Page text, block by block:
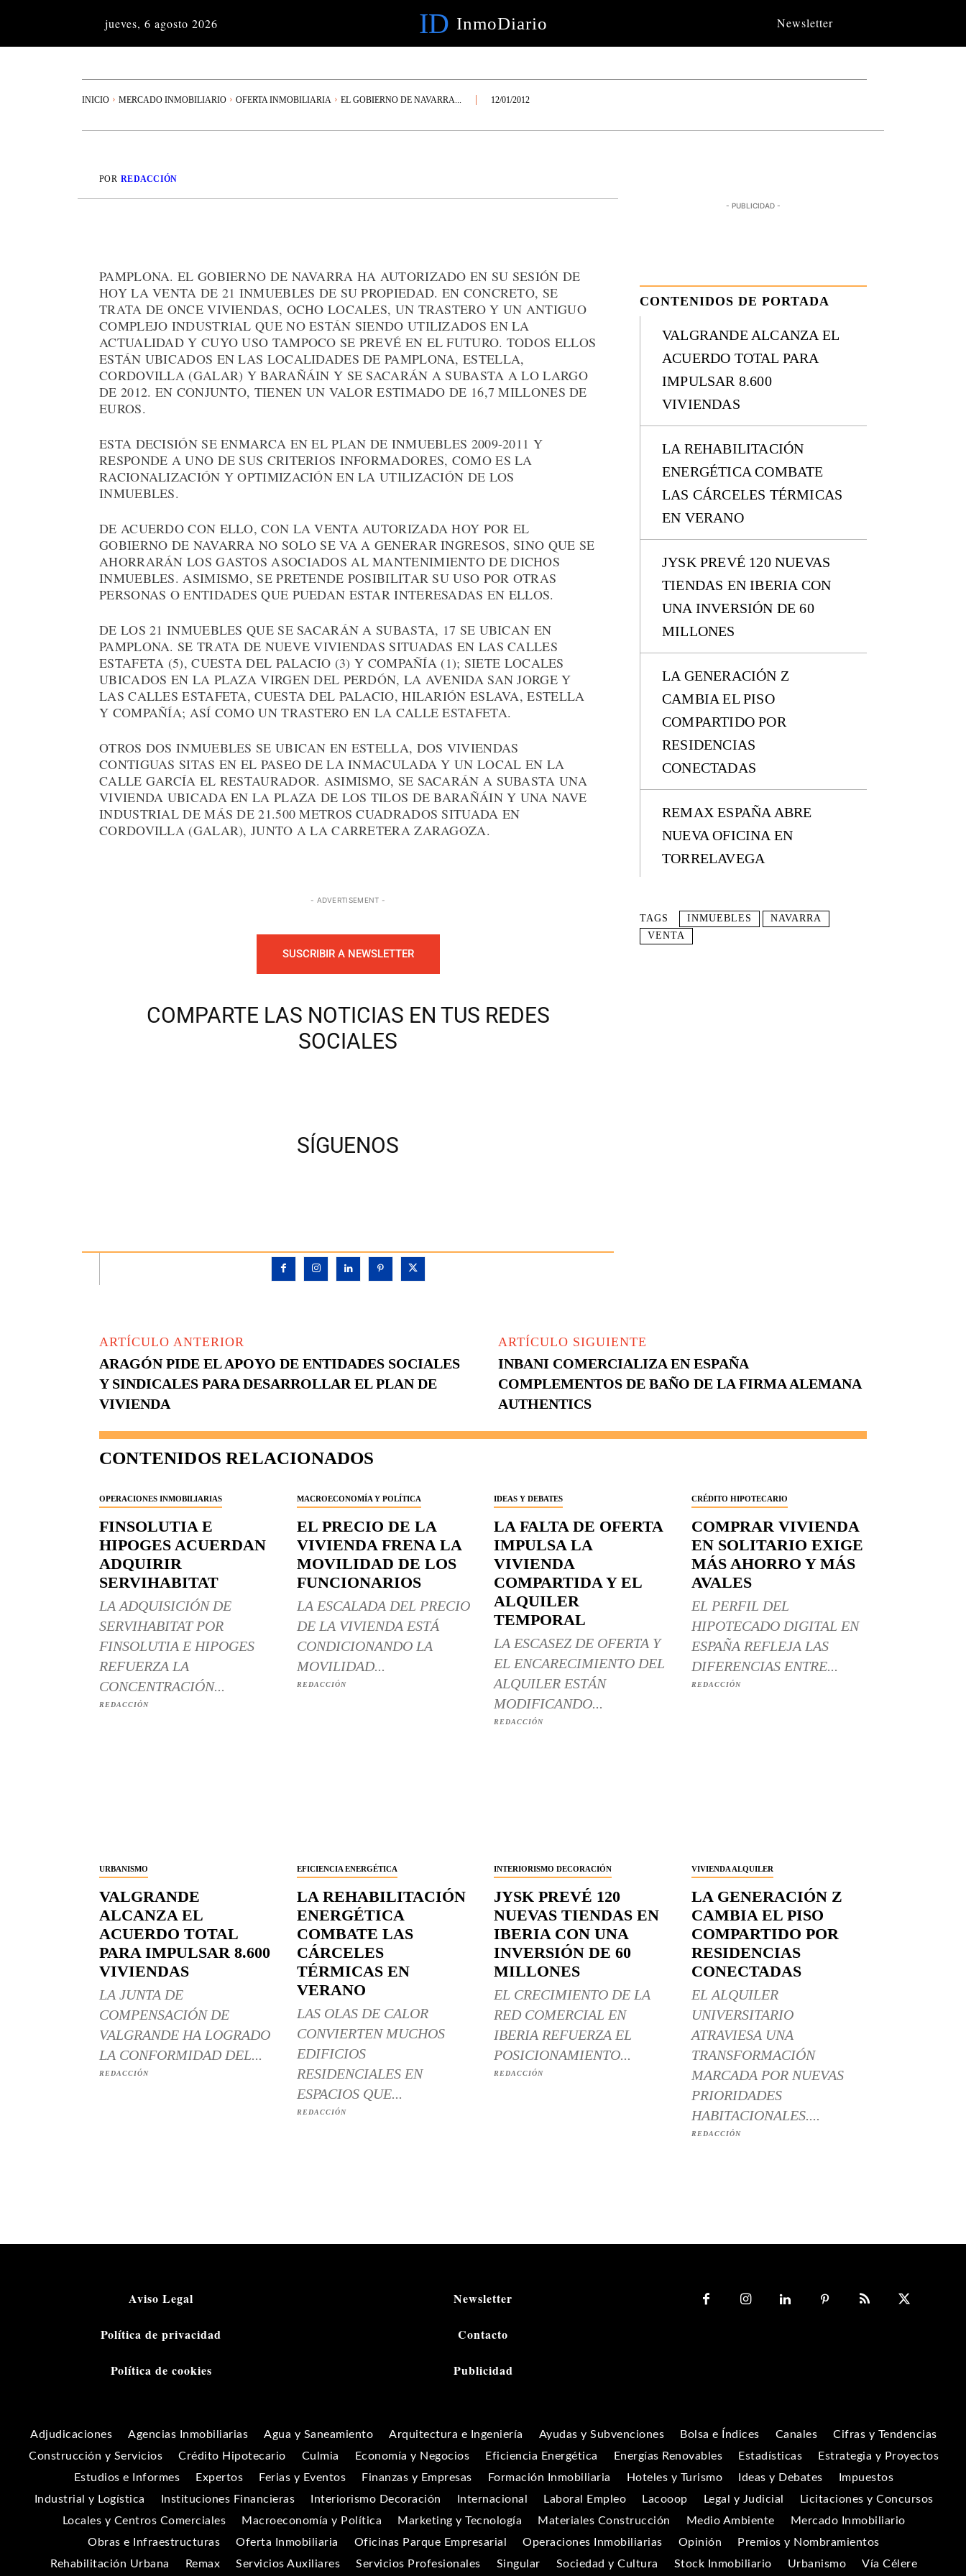
jueves, 6 agosto 2026 ID InmoDiario Newsletter
INICIO MERCADO INMOBILIARIO OFERTA INMOBILIARIA EL GOBIERNO DE NAVARRA... 12/01/2012
POR REDACCIÓN
PAMPLONA. EL GOBIERNO DE NAVARRA HA AUTORIZADO EN SU SESIÓN DE
HOY LA VENTA DE 21 INMUEBLES DE SU PROPIEDAD. EN CONCRETO, SE
TRATA DE ONCE VIVIENDAS, OCHO LOCALES, UN TRASTERO Y UN ANTIGUO
COMPLEJO INDUSTRIAL QUE NO ESTÁN SIENDO UTILIZADOS EN LA
ACTUALIDAD Y CUYO USO TAMPOCO SE PREVÉ EN EL FUTURO. TODOS ELLOS
ESTÁN UBICADOS EN LAS LOCALIDADES DE PAMPLONA, ESTELLA,
CORDOVILLA (GALAR) Y BARAÑÁIN Y SE SACARÁN A SUBASTA A LO LARGO
DE 2012. EN CONJUNTO, TIENEN UN VALOR ESTIMADO DE 16,7 MILLONES DE
EUROS.
ESTA DECISIÓN SE ENMARCA EN EL PLAN DE INMUEBLES 2009-2011 Y
RESPONDE A UNO DE SUS CRITERIOS INFORMADORES, COMO ES LA
RACIONALIZACIÓN Y OPTIMIZACIÓN EN LA UTILIZACIÓN DE LOS
INMUEBLES.
DE ACUERDO CON ELLO, CON LA VENTA AUTORIZADA HOY POR EL
GOBIERNO DE NAVARRA NO SOLO SE VA A GENERAR INGRESOS, SINO QUE SE
AHORRARÁN LOS GASTOS ASOCIADOS AL MANTENIMIENTO DE DICHOS
INMUEBLES. ASIMISMO, SE PRETENDE POSIBILITAR SU USO POR OTRAS
PERSONAS O ENTIDADES QUE PUEDAN ESTAR INTERESADAS EN ELLOS.
DE LOS 21 INMUEBLES QUE SE SACARÁN A SUBASTA, 17 SE UBICAN EN
PAMPLONA. SE TRATA DE NUEVE VIVIENDAS SITUADAS EN LAS CALLES
ESTAFETA (5), CUESTA DEL PALACIO (3) Y COMPAÑÍA (1); SIETE LOCALES
UBICADOS EN LA PLAZA VIRGEN DEL PERDÓN, LA AVENIDA SAN JORGE Y
LAS CALLES ESTAFETA, CUESTA DEL PALACIO, HILARIÓN ESLAVA, ESTELLA
Y COMPAÑÍA; ASÍ COMO UN TRASTERO EN LA CALLE ESTAFETA.
OTROS DOS INMUEBLES SE UBICAN EN ESTELLA, DOS VIVIENDAS
CONTIGUAS SITAS EN EL PASEO DE LA INMACULADA Y UN LOCAL EN LA
CALLE GARCÍA EL RESTAURADOR. ASIMISMO, SE SACARÁN A SUBASTA UNA
VIVIENDA UBICADA EN LA PLAZA DE LOS TILOS DE BARAÑÁIN Y UNA NAVE
INDUSTRIAL DE MÁS DE 21.500 METROS CUADRADOS SITUADA EN
CORDOVILLA (GALAR), JUNTO A LA CARRETERA ZARAGOZA.
- ADVERTISEMENT -
SUSCRIBIR A NEWSLETTER
COMPARTE LAS NOTICIAS EN TUS REDES
SOCIALES
SÍGUENOS
- PUBLICIDAD -
CONTENIDOS DE PORTADA
VALGRANDE ALCANZA EL
ACUERDO TOTAL PARA
IMPULSAR 8.600
VIVIENDAS
LA REHABILITACIÓN
ENERGÉTICA COMBATE
LAS CÁRCELES TÉRMICAS
EN VERANO
JYSK PREVÉ 120 NUEVAS
TIENDAS EN IBERIA CON
UNA INVERSIÓN DE 60
MILLONES
LA GENERACIÓN Z
CAMBIA EL PISO
COMPARTIDO POR
RESIDENCIAS
CONECTADAS
REMAX ESPAÑA ABRE
NUEVA OFICINA EN
TORRELAVEGA
TAGS INMUEBLES
NAVARRA
VENTA
ARTÍCULO ANTERIOR
ARAGÓN PIDE EL APOYO DE ENTIDADES SOCIALES
Y SINDICALES PARA DESARROLLAR EL PLAN DE
VIVIENDA
ARTÍCULO SIGUIENTE
INBANI COMERCIALIZA EN ESPAÑA
COMPLEMENTOS DE BAÑO DE LA FIRMA ALEMANA
AUTHENTICS
CONTENIDOS RELACIONADOS
OPERACIONES INMOBILIARIAS
FINSOLUTIA E
HIPOGES ACUERDAN
ADQUIRIR
SERVIHABITAT
LA ADQUISICIÓN DE
SERVIHABITAT POR
FINSOLUTIA E HIPOGES
REFUERZA LA
CONCENTRACIÓN...
REDACCIÓN
MACROECONOMÍA Y POLÍTICA
EL PRECIO DE LA
VIVIENDA FRENA LA
MOVILIDAD DE LOS
FUNCIONARIOS
LA ESCALADA DEL PRECIO
DE LA VIVIENDA ESTÁ
CONDICIONANDO LA
MOVILIDAD...
REDACCIÓN
IDEAS Y DEBATES
LA FALTA DE OFERTA
IMPULSA LA
VIVIENDA
COMPARTIDA Y EL
ALQUILER
TEMPORAL
LA ESCASEZ DE OFERTA Y
EL ENCARECIMIENTO DEL
ALQUILER ESTÁN
MODIFICANDO...
REDACCIÓN
CRÉDITO HIPOTECARIO
COMPRAR VIVIENDA
EN SOLITARIO EXIGE
MÁS AHORRO Y MÁS
AVALES
EL PERFIL DEL
HIPOTECADO DIGITAL EN
ESPAÑA REFLEJA LAS
DIFERENCIAS ENTRE...
REDACCIÓN
URBANISMO
VALGRANDE
ALCANZA EL
ACUERDO TOTAL
PARA IMPULSAR 8.600
VIVIENDAS
LA JUNTA DE
COMPENSACIÓN DE
VALGRANDE HA LOGRADO
LA CONFORMIDAD DEL...
REDACCIÓN
EFICIENCIA ENERGÉTICA
LA REHABILITACIÓN
ENERGÉTICA
COMBATE LAS
CÁRCELES
TÉRMICAS EN
VERANO
LAS OLAS DE CALOR
CONVIERTEN MUCHOS
EDIFICIOS
RESIDENCIALES EN
ESPACIOS QUE...
REDACCIÓN
INTERIORISMO DECORACIÓN
JYSK PREVÉ 120
NUEVAS TIENDAS EN
IBERIA CON UNA
INVERSIÓN DE 60
MILLONES
EL CRECIMIENTO DE LA
RED COMERCIAL EN
IBERIA REFUERZA EL
POSICIONAMIENTO...
REDACCIÓN
VIVIENDA ALQUILER
LA GENERACIÓN Z
CAMBIA EL PISO
COMPARTIDO POR
RESIDENCIAS
CONECTADAS
EL ALQUILER
UNIVERSITARIO
ATRAVIESA UNA
TRANSFORMACIÓN
MARCADA POR NUEVAS
PRIORIDADES
HABITACIONALES....
REDACCIÓN
Aviso Legal
Política de privacidad
Política de cookies
Newsletter
Contacto
Publicidad
Adjudicaciones Agencias Inmobiliarias Agua y Saneamiento Arquitectura e Ingeniería Ayudas y Subvenciones Bolsa e Índices Canales
Cifras y Tendencias
Construcción y Servicios
Crédito Hipotecario Culmia Economía y Negocios Eficiencia Energética Energías Renovables Estadísticas
Estrategia y Proyectos
Estudios e Informes
Expertos Ferias y Eventos Finanzas y Empresas Formación Inmobiliaria Hoteles y Turismo Ideas y Debates
Impuestos
Industrial y Logística
Instituciones Financieras Interiorismo Decoración Internacional Laboral Empleo Lacooop Legal y Judicial
Licitaciones y Concursos
Locales y Centros Comerciales
Macroeconomía y Política Marketing y Tecnología Materiales Construcción Medio Ambiente
Mercado Inmobiliario
Obras e Infraestructuras
Oferta Inmobiliaria Oficinas Parque Empresarial Operaciones Inmobiliarias Opinión
Premios y Nombramientos
Rehabilitación Urbana
Remax Servicios Auxiliares Servicios Profesionales Singular Sociedad y Cultura Stock Inmobiliario Urbanismo Vía Célere